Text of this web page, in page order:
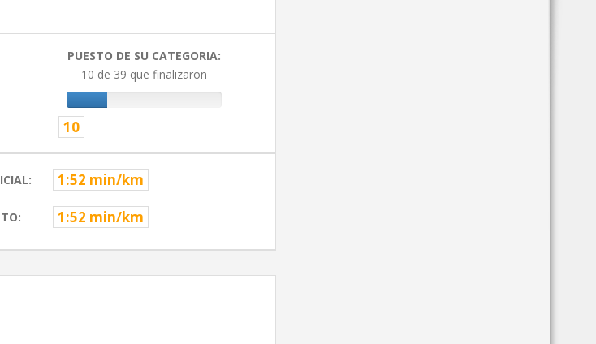
PUESTO DE SU CATEGORIA:
10 de 39 que finalizaron
10
1:52 min/km
1:52 min/km